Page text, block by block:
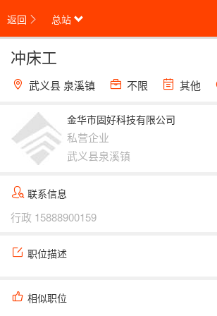
返回 总站
冲床工
武义县 泉溪镇 不限 其他
金华市固好科技有限公司
私营企业
武义县泉溪镇
联系信息
行政 15888900159
职位描述
相似职位